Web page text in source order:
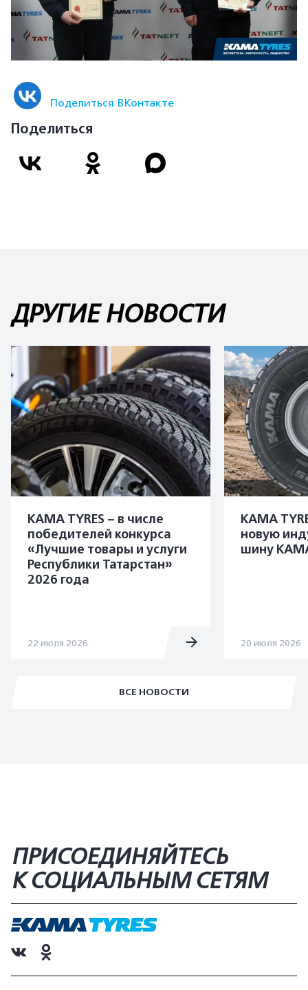
Поделиться ВКонтакте
Поделиться
ДРУГИЕ НОВОСТИ
ВСЕ НОВОСТИ
KAMA TYRES – в числе
победителей конкурса
«Лучшие товары и услуги
Республики Татарстан»
2026 года
22 июля 2026
KAMA
новую
шину
20 июля 2026
ПРИСОЕДИНЯЙТЕСЬ
К СОЦИАЛЬНЫМ СЕТЯМ